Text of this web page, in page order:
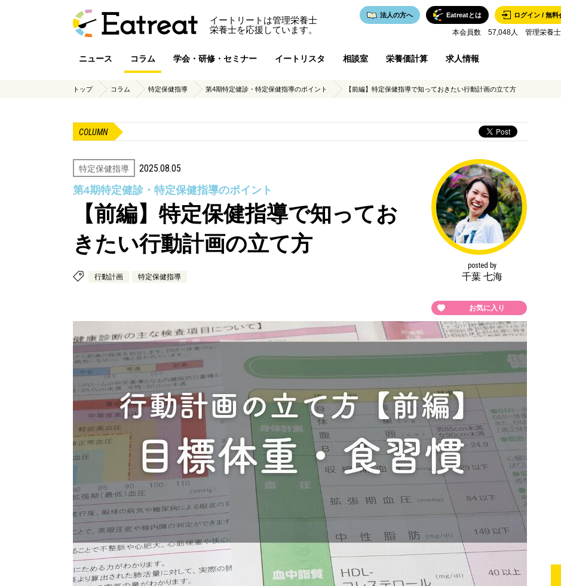
イートリートは管理栄養士
栄養士を応援しています。
ログイン / 無料
Eatreatとは
法人の方へ
本会員数 57,048人 管理栄養
ニュース コラム 学会・研修・セミナー イートリスタ 相談室 栄養価計算 求人情報
トップ コラム 特定保健指導 第4期特定健診・特定保健指導のポイント 【前編】特定保健指導で知っておきたい行動計画の立て方
COLUMN
特定保健指導 2025.08.05
第4期特定健診・特定保健指導のポイント
【前編】特定保健指導で知ってお
きたい行動計画の立て方
行動計画 特定保健指導
posted by
千葉 七海
お気に入り